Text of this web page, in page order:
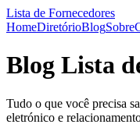
Lista de Fornecedores
HomeDiretórioBlogSobre
Blog Lista
Tudo o que você precisa
eletrónico e